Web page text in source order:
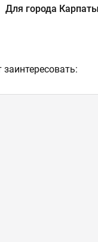
Для города